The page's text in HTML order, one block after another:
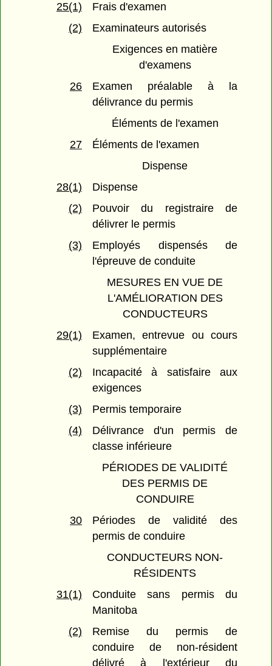
25(1)
Frais d'examen
(2)
Examinateurs autorisés
Exigences en matière
d'examens
26
Examen préalable à la
délivrance du permis
Éléments de l'examen
27
Éléments de l'examen
Dispense
28(1)
Dispense
(2)
Pouvoir du registraire de
délivrer le permis
(3)
Employés dispensés de
l'épreuve de conduite
MESURES EN VUE DE
L'AMÉLIORATION DES
CONDUCTEURS
29(1)
Examen, entrevue ou cours
supplémentaire
(2)
Incapacité à satisfaire aux
exigences
(3)
Permis temporaire
(4)
Délivrance d'un permis de
classe inférieure
PÉRIODES DE VALIDITÉ
DES PERMIS DE
CONDUIRE
30
Périodes de validité des
permis de conduire
CONDUCTEURS NON-
RÉSIDENTS
31(1)
Conduite sans permis du
Manitoba
(2)
Remise du permis de
conduire de non-résident
délivré à l'extérieur du